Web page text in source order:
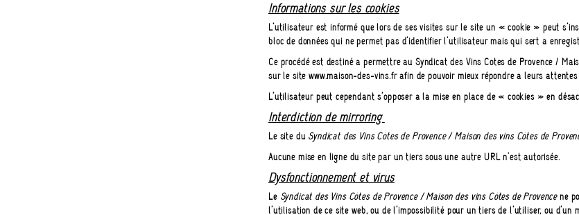
Informations sur les cookies
L’utilisateur est informé que lors de ses visites sur le site un « cookie » peut
bloc de données qui ne permet pas d’identifier l’utilisateur mais qui sert à
Ce procédé est destiné à permettre au Syndicat des Vins Côtes de Provence /
sur le site www.maison-des-vins.fr afin de pouvoir mieux répondre à leurs
L’utilisateur peut cependant s’opposer à la mise en place de « cookies » en
Interdiction de mirroring
Le site du Syndicat des Vins Côtes de Provence / Maison des vins Côtes de
Aucune mise en ligne du site par un tiers sous une autre URL n'est autorisée.
Dysfonctionnement et virus
Le Syndicat des Vins Côtes de Provence / Maison des vins Côtes de Provencene
l’utilisation de ce site web, ou de l’impossibilité pour un tiers de l’utiliser, ou